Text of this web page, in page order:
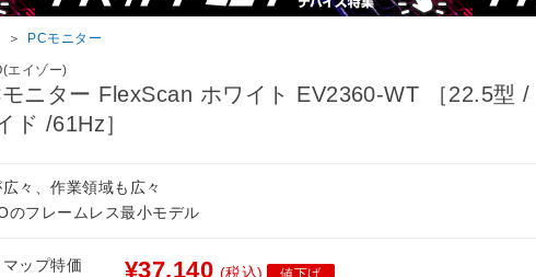
＞ PCモニター
エイゾー)
ニター FlexScan ホワイト EV2360-WT ［22.5型 /
ド /61Hz］
々、作業領域も広々
のフレームレス最小モデル
ップ特価 ¥37,140 (税込)
値下げ